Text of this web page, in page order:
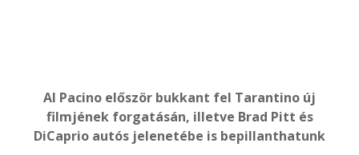
Al Pacino először bukkant fel Tarantino új
filmjének forgatásán, illetve Brad Pitt és
DiCaprio autós jelenetébe is bepillanthatunk